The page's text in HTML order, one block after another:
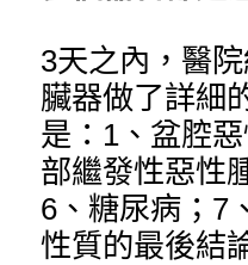
3天之內，醫
臟器做了詳細
是：1、盆腔
部繼發性惡性
6、糖尿病；7
性質的最後結